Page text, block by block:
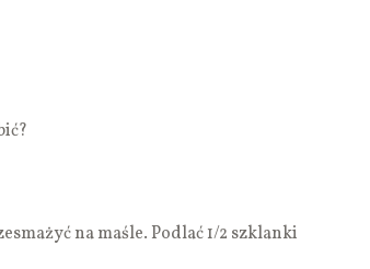
na maśle. Podlać 1/2 szklanki